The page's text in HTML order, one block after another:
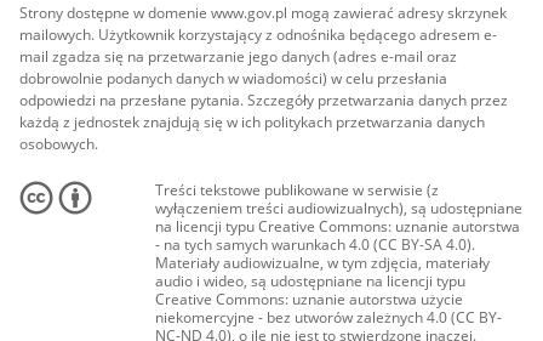
Strony dostępne w domenie www.gov.pl mogą zawierać adresy skrzynek
mailowych. Użytkownik korzystający z odnośnika będącego adresem e-
mail zgadza się na przetwarzanie jego danych (adres e-mail oraz
dobrowolnie podanych danych w wiadomości) w celu przesłania
odpowiedzi na przesłane pytania. Szczegóły przetwarzania danych przez
każdą z jednostek znajdują się w ich politykach przetwarzania danych
osobowych.
Treści tekstowe publikowane w serwisie (z
wyłączeniem treści audiowizualnych), są udostępniane
na licencji typu Creative Commons: uznanie autorstwa
- na tych samych warunkach 4.0 (CC BY-SA 4.0).
Materiały audiowizualne, w tym zdjęcia, materiały
audio i wideo, są udostępniane na licencji typu
Creative Commons: uznanie autorstwa użycie
niekomercyjne - bez utworów zależnych 4.0 (CC BY-
NC-ND 4.0), o ile nie jest to stwierdzone inaczej.